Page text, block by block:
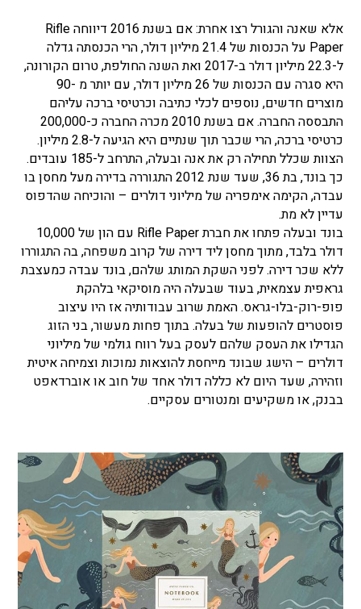
אלא שאנה והגורל רצו אחרת: אם בשנת 2016 דיווחה Rifle
Paper על הכנסות של 21.4 מיליון דולר, הרי הכנסתה גדלה
ל-22.3 מיליון דולר ב-2017 ואת השנה החולפת, טרום הקורונה,
היא סגרה עם הכנסות של 26 מיליון דולר, עם יותר מ -90
מוצרים חדשים, נוספים לכלי כתיבה וכרטיסי ברכה עליהם
התבססה החברה. אם בשנת 2010 מכרה החברה כ-200,000
כרטיסי ברכה, הרי שכבר תוך שנתיים היא הגיעה ל-2.8 מיליון.
הצוות שכלל תחילה רק את אנה ובעלה, התרחב ל-185 עובדים.
כך בונד, בת 36, שעד שנת 2012 התגוררה בדירה מעל מחסן בו
עבדה, הקימה אימפריה של מיליוני דולרים – והוכיחה שהדפוס
עדיין לא מת.
בונד ובעלה פתחו את חברת Rifle Paper עם הון של 10,000
דולר בלבד, מתוך מחסן ליד דירה של קרוב משפחה, בה התגוררו
ללא שכר דירה. לפני השקת המותג שלהם, בונד עבדה כמעצבת
גראפית עצמאית, בעוד שבעלה היה מוסיקאי בלהקת
פופ-רוק-בלו-גראס. האמת שרוב עבודותיה אז היו עיצוב
פוסטרים להופעות של בעלה. בתוך פחות מעשור, בני הזוג
הגדילו את העסק שלהם לעסק בעל רווח גולמי של מיליוני
דולרים – הישג שבונד מייחסת להוצאות נמוכות וצמיחה איטית
וזהירה, שעד היום לא כללה דולר אחד של חוב או אוברדאפט
בבנק, או משקיעים ומנטורים עסקיים.